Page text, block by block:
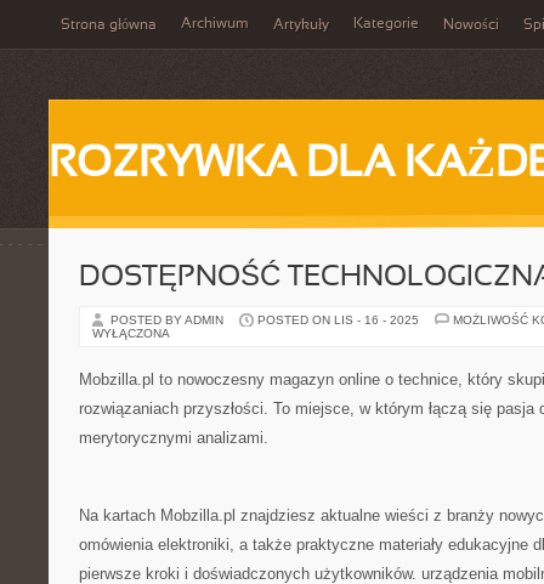
Strona główna Archiwum Artykuły Kategorie Nowości
ROZRYWKA DLA
DOSTĘPNOŚĆ
POSTED BY ADMIN POSTED ON LIS - 16 - 2025
MOŻLIWOŚĆ
WYŁĄCZONA
Mobzilla.pl to nowoczesny magazyn online o technice, który
rozwiązaniach przyszłości. To miejsce, w którym łączą się pasja
merytorycznymi analizami.
Na kartach Mobzilla.pl znajdziesz aktualne wieści z branży
omówienia elektroniki, a także praktyczne materiały edukacyjne
pierwsze kroki i doświadczonych użytkowników. urządzenia